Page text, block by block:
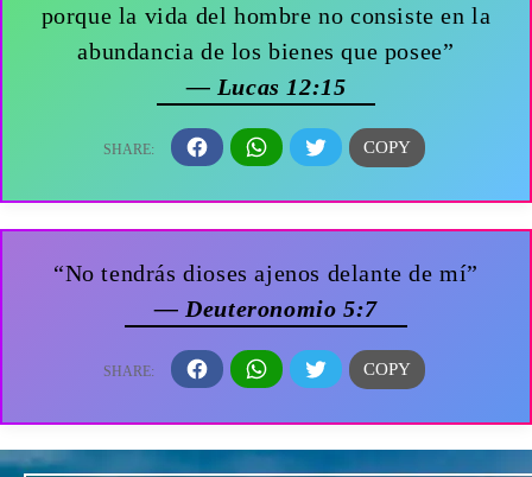
porque la vida del hombre no consiste en la
abundancia de los bienes que posee”
— Lucas 12:15
“No tendrás dioses ajenos delante de mí”
— Deuteronomio 5:7